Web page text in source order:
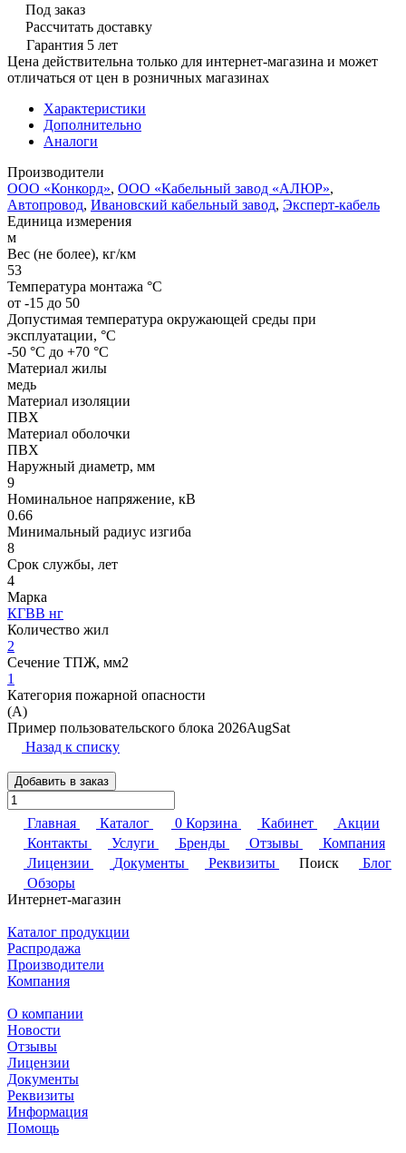
Под заказ
Рассчитать доставку
Гарантия 5 лет
Цена действительна только для интернет-магазина и может
отличаться от цен в розничных магазинах
Характеристики
Дополнительно
Аналоги
Производители
ООО «Конкорд», ООО «Кабельный завод «АЛЮР»,
Автопровод, Ивановский кабельный завод, Эксперт-кабель
Единица измерения
м
Вес (не более), кг/км
53
Температура монтажа °C
от -15 до 50
Допустимая температура окружающей среды при
эксплуатации, °C
-50 °С до +70 °С
Материал жилы
медь
Материал изоляции
ПВХ
Материал оболочки
ПВХ
Наружный диаметр, мм
9
Номинальное напряжение, кВ
0.66
Минимальный радиус изгиба
8
Срок службы, лет
4
Марка
КГВВ нг
Количество жил
2
Сечение ТПЖ, мм2
1
Категория пожарной опасности
(A)
Пример пользовательского блока 2026AugSat
Назад к списку
Добавить в заказ
Главная Каталог 0 Корзина Кабинет
Акции
Контакты
Услуги Бренды Отзывы
Компания
Лицензии
Документы Реквизиты Поиск
Блог
Обзоры
Интернет-магазин
Каталог продукции
Распродажа
Производители
Компания
О компании
Новости
Отзывы
Лицензии
Документы
Реквизиты
Информация
Помощь